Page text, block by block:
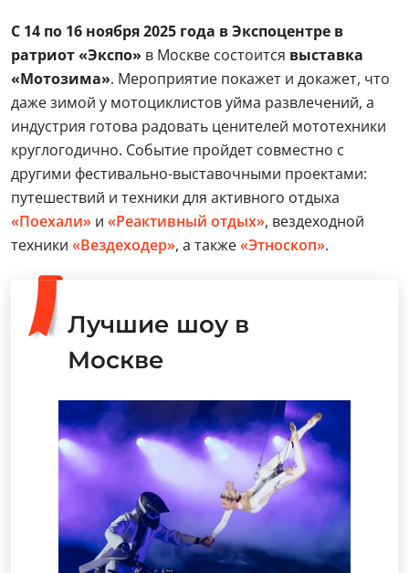
С 14 по 16 ноября 2025 года в Экспоцентре в
ратриот «Экспо» в Москве состоится выставка
«Мотозима». Мероприятие покажет и докажет, что
даже зимой у мотоциклистов уйма развлечений, а
индустрия готова радовать ценителей мототехники
круглогодично. Событие пройдет совместно с
другими фестивально-выставочными проектами:
путешествий и техники для активного отдыха
«Поехали» и «Реактивный отдых», вездеходной
техники «Вездеходер», а также«Этноскоп».
Лучшие шоу в
Москве